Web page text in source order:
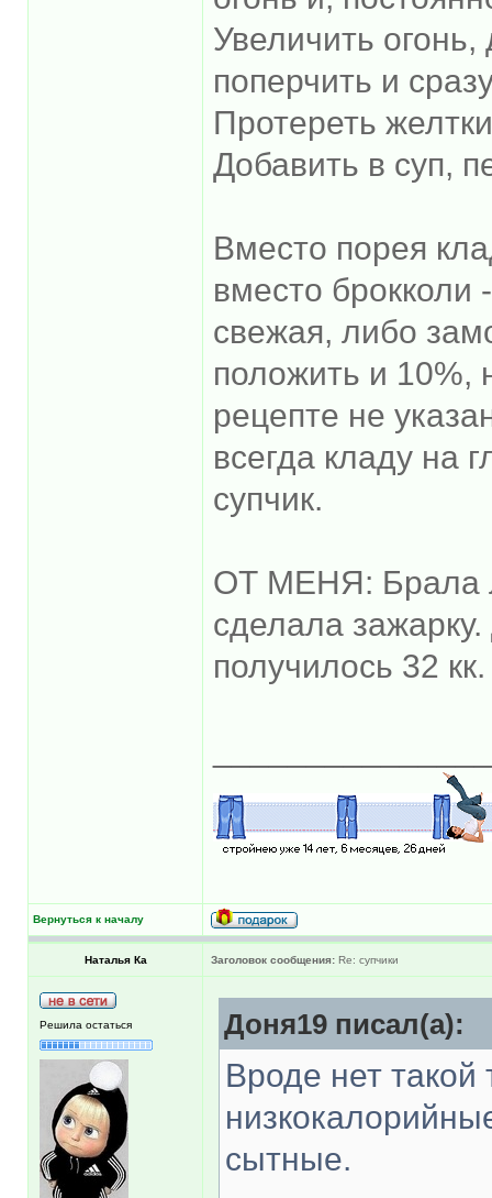
Увеличить
поперчить и
Протереть
Добавить в суп,
Вместо порея
вместо брокколи
свежая, либо
положить и 10%,
рецепте не
всегда кладу на
супчик.
ОТ МЕНЯ: Брала
сделала
получилось 32 кк.
Вернуться к началу
Наталья Ка Заголовок сообщения: Re: супчики
Решила остаться Доня19 писал(а):
Вроде нет
сытные.